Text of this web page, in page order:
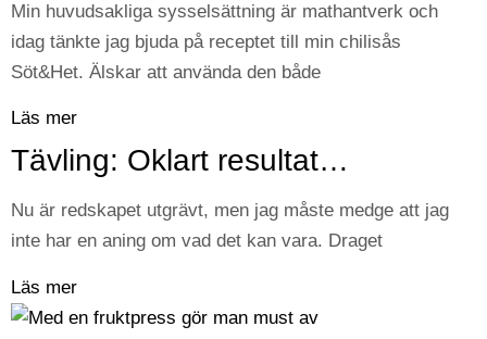
Min huvudsakliga sysselsättning är mathantverk och
idag tänkte jag bjuda på receptet till min chilisås
Söt&Het. Älskar att använda den både
Läs mer
Tävling: Oklart resultat…
Nu är redskapet utgrävt, men jag måste medge att jag
inte har en aning om vad det kan vara. Draget
Läs mer